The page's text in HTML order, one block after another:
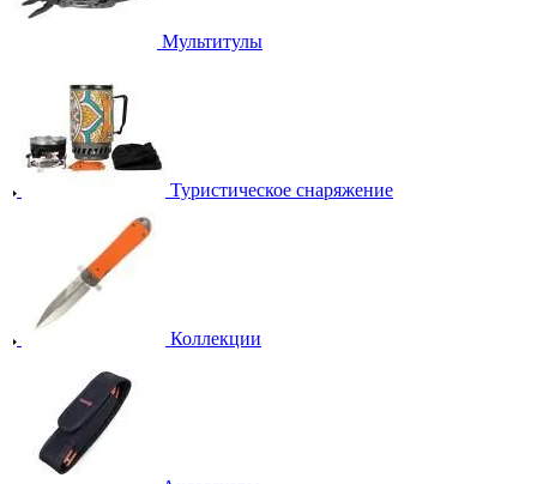
Мультитулы
Туристическое снаряжение
Коллекции